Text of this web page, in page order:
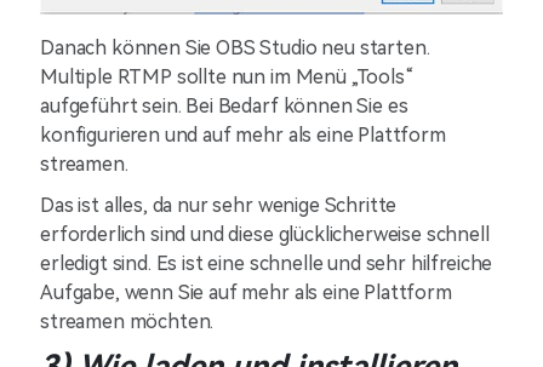
Danach können Sie OBS Studio neu starten.
Multiple RTMP sollte nun im Menü „Tools“
aufgeführt sein. Bei Bedarf können Sie es
konfigurieren und auf mehr als eine Plattform
streamen.
Das ist alles, da nur sehr wenige Schritte
erforderlich sind und diese glücklicherweise schnell
erledigt sind. Es ist eine schnelle und sehr hilfreiche
Aufgabe, wenn Sie auf mehr als eine Plattform
streamen möchten.